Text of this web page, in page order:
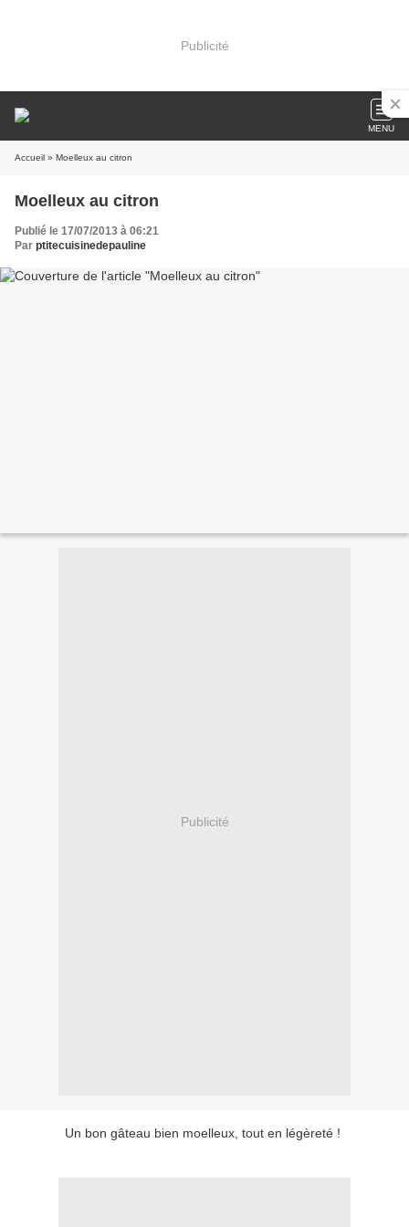
Publicité
MENU
Accueil » Moelleux au citron
Moelleux au citron
Publié le 17/07/2013 à 06:21
Par ptitecuisinedepauline
Publicité
Un bon gâteau bien moelleux, tout en légèreté !